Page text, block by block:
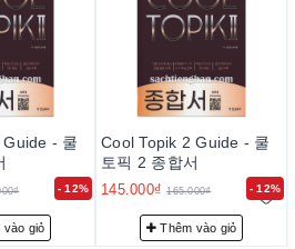
고르기5
찾기
도, 심정 파악하기
- 12%
- 쿨
vào giỏ
- 12%
Cool Topik 2 Guide - 쿨
토픽 2 종합서
145.000₫ 165.000₫
Thêm vào giỏ